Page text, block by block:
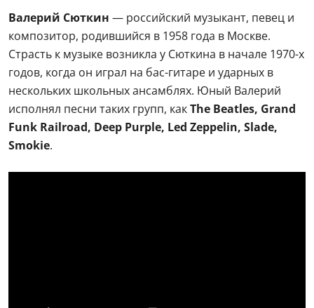
Валерий Сюткин — российский музыкант, певец и
композитор, родившийся в 1958 года в Москве.
Страсть к музыке возникла у Сюткина в начале 1970-х
годов, когда он играл на бас-гитаре и ударных в
нескольких школьных ансамблях. Юный Валерий
исполнял песни таких групп, какThe Beatles, Grand
Funk Railroad, Deep Purple, Led Zeppelin, Slade,
Smokie.